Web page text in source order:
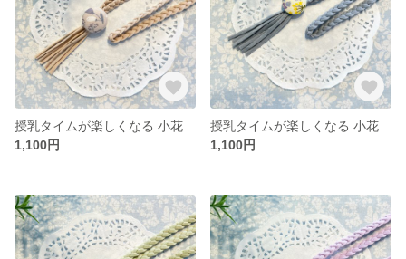
1,100円
1,100円